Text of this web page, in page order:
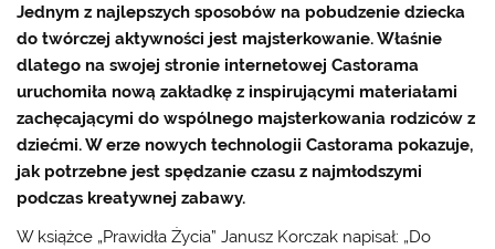
Jednym z najlepszych sposobów na pobudzenie dziecka
do twórczej aktywności jest majsterkowanie. Właśnie
dlatego na swojej stronie internetowej Castorama
uruchomiła nową zakładkę z inspirującymi materiałami
zachęcającymi do wspólnego majsterkowania rodziców z
dziećmi. W erze nowych technologii Castorama pokazuje,
jak potrzebne jest spędzanie czasu z najmłodszymi
podczas kreatywnej zabawy.
W książce „Prawidła Życia” Janusz Korczak napisał: „Do